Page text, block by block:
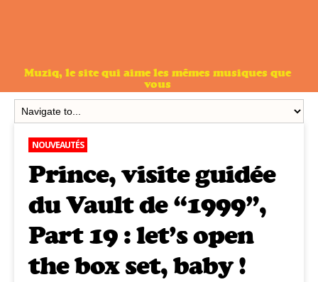
Muziq, le site qui aime les mêmes musiques que
vous
NOUVEAUTÉS
Prince, visite guidée
du Vault de “1999”,
Part 19 : let’s open
the box set, baby !